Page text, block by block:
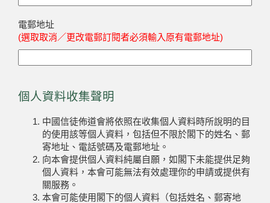
電郵地址
(選取取消／更改電郵訂閱者必須輸入原有電郵地址)
個人資料收集聲明
中國信徒佈道會將依照在收集個人資料時所說明的目
的使用該等個人資料，包括但不限於閣下的姓名、郵
寄地址、電話號碼及電郵地址。
向本會提供個人資料純屬自願，如閣下未能提供足夠
個人資料，本會可能無法有效處理你的申請或提供有
關服務。
本會可能使用閣下的個人資料（包括姓名、郵寄地